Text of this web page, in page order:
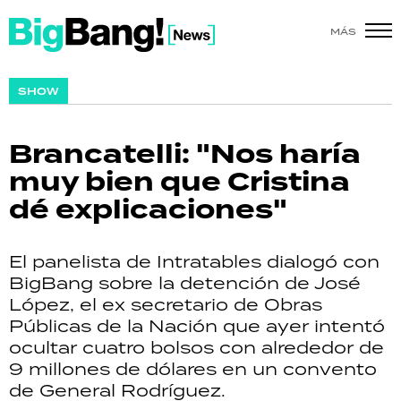
MÁS
SHOW
Brancatelli: "Nos haría
muy bien que Cristina
dé explicaciones"
El panelista de Intratables dialogó con
BigBang sobre la detención de José
López, el ex secretario de Obras
Públicas de la Nación que ayer intentó
ocultar cuatro bolsos con alrededor de
9 millones de dólares en un convento
de General Rodríguez.
SHOW
ACTUALIDAD
POLICIALES
ECONOMÍA
GRAN HERMANO
SALUD
DEPORTES